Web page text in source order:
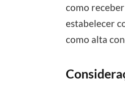
como
estabelecer
como alta